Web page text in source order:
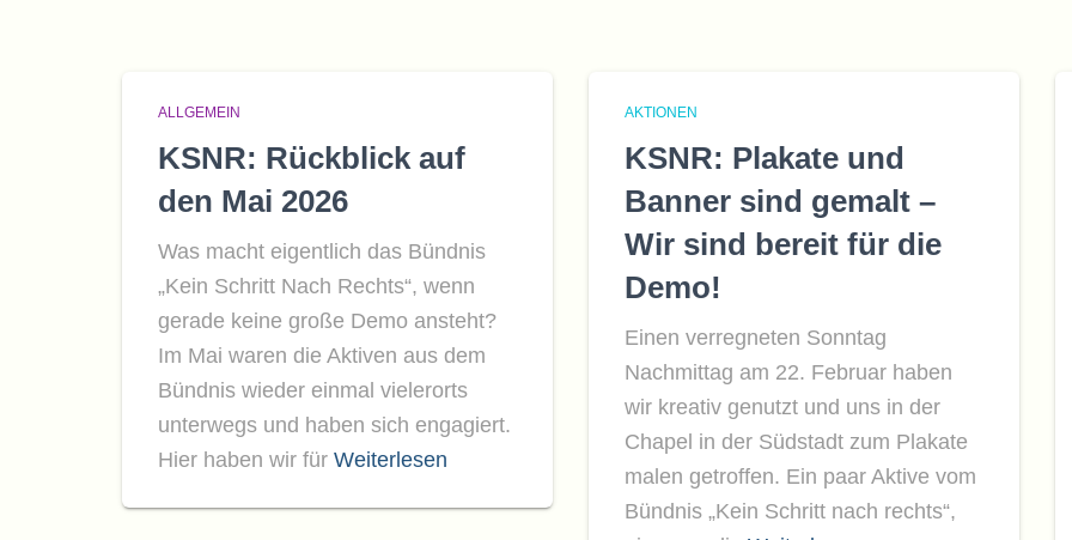
ALLGEMEIN
KSNR: Rückblick auf
den Mai 2026
Was macht eigentlich das Bündnis
„Kein Schritt Nach Rechts“, wenn
gerade keine große Demo ansteht?
Im Mai waren die Aktiven aus dem
Bündnis wieder einmal vielerorts
unterwegs und haben sich engagiert.
Hier haben wir für Weiterlesen
AKTIONEN
KSNR: Plakate und
Banner sind gemalt –
Wir sind bereit für die
Demo!
Einen verregneten Sonntag
Nachmittag am 22. Februar haben
wir kreativ genutzt und uns in der
Chapel in der Südstadt zum Plakate
malen getroffen. Ein paar Aktive vom
Bündnis „Kein Schritt nach rechts“,